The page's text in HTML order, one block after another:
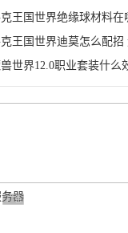
广告 商业广告，理性选择